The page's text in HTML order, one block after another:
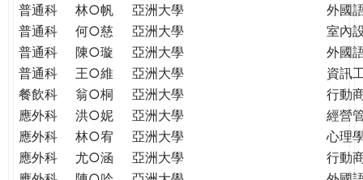
普通科
林○帆 亞洲大學
外國
普通科
何○慈 亞洲大學
室內
普通科
陳○璇 亞洲大學
外國
普通科
王○維 亞洲大學
資訊
餐飲科
翁○桐 亞洲大學
行動
應外科
洪○妮 亞洲大學
經營
應外科
林○宥 亞洲大學
心理
應外科
尤○涵 亞洲大學
行動